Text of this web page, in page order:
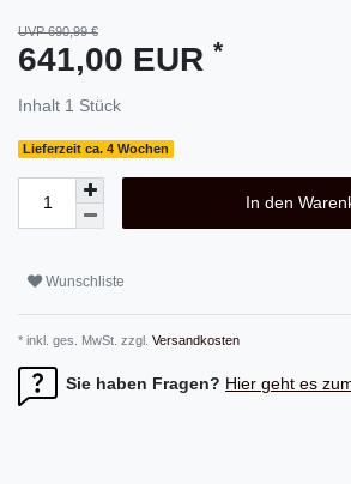
UVP 690,99 €
641,00 EUR *
Inhalt 1 Stück
Lieferzeit ca. 4 Wochen
In den
Wunschliste
* inkl. ges. MwSt. zzgl. Versandkosten
Sie haben Fragen? Hier geht es